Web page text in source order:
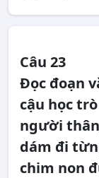
Câu 23
Đọc đoạn
cậu học
người
dám đi
chim non